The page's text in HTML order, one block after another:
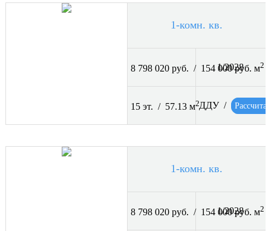
1-комн. кв.
8 798 020 руб. / 154 000 руб. м2
1/2028
15 эт. / 57.13 м2ДДУ /
1-комн. кв.
8 798 020 руб. / 154 000 руб. м2
1/2028